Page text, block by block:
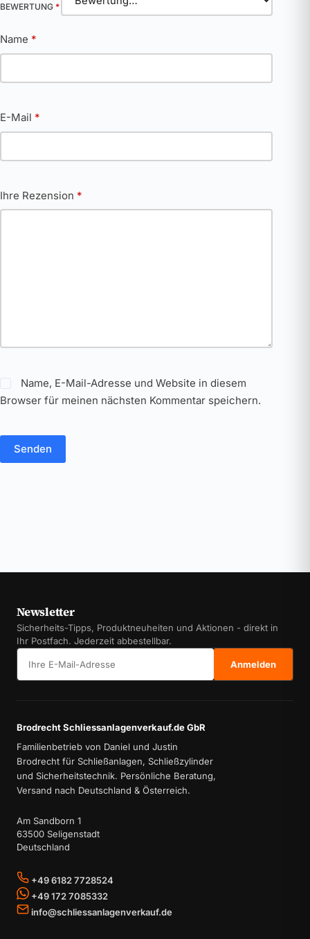
BEWERTUNG *
Name *
E-Mail *
Ihre Rezension *
Name, E-Mail-Adresse und Website in diesem
Browser für meinen nächsten Kommentar speichern.
Senden
Newsletter
Sicherheits-Tipps, Produktneuheiten und Aktionen - direkt in
Ihr Postfach. Jederzeit abbestellbar.
Anmelden
Brodrecht Schliessanlagenverkauf.de GbR
Familienbetrieb von Daniel und Justin
Brodrecht für Schließanlagen, Schließzylinder
und Sicherheitstechnik. Persönliche Beratung,
Versand nach Deutschland & Österreich.
Am Sandborn 1
63500 Seligenstadt
Deutschland
+49 6182 7728524
+49 172 7085332
info@schliessanlagenverkauf.de